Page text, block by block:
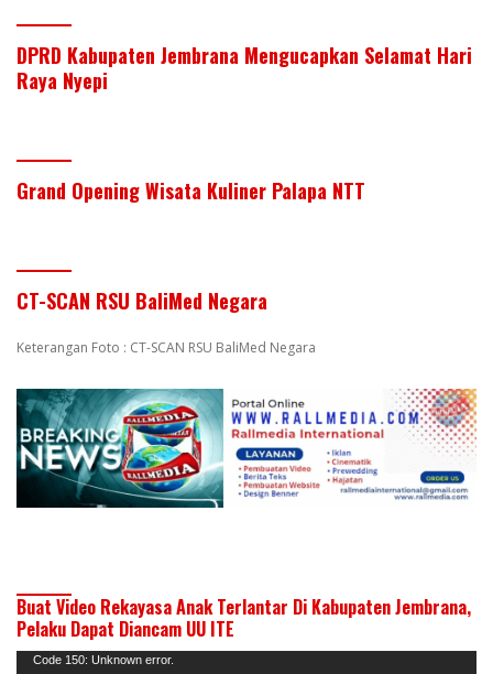
DPRD Kabupaten Jembrana Mengucapkan Selamat Hari
Raya Nyepi
Grand Opening Wisata Kuliner Palapa NTT
CT-SCAN RSU BaliMed Negara
Keterangan Foto : CT-SCAN RSU BaliMed Negara
Buat Video Rekayasa Anak Terlantar Di Kabupaten Jembrana,
Pelaku Dapat Diancam UU ITE
Pemutar
Code 150: Unknown error.